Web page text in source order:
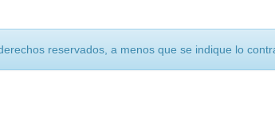
reservados, a menos que se indique lo